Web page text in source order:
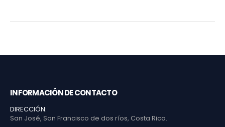
INFORMACIÓN DE CONTACTO
DIRECCIÓN:
San José, San Francisco de dos ríos, Costa Rica.